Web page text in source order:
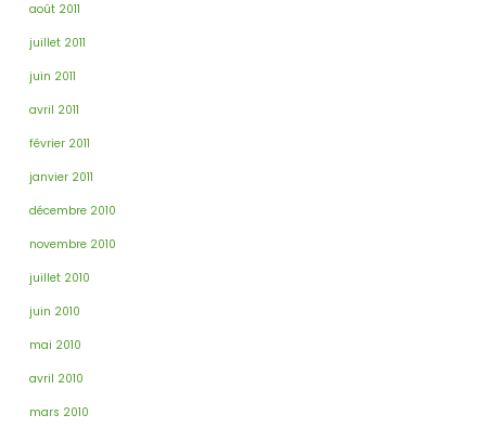
août 2011
juillet 2011
juin 2011
avril 2011
février 2011
janvier 2011
décembre 2010
novembre 2010
juillet 2010
juin 2010
mai 2010
avril 2010
mars 2010